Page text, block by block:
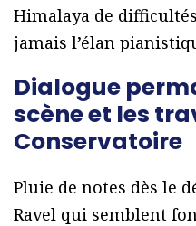
Himalaya de
jamais l’élan
Dialogue
scène et les
Conservatoire
Pluie de notes dès le
Ravel qui semblent